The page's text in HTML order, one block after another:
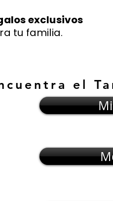
exclusivos
tu familia.
el